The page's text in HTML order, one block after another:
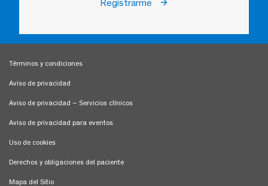
Registrarme
Términos y condiciones
Aviso de privacidad
Aviso de privacidad – Servicios clínicos
Aviso de privacidad para eventos
Uso de cookies
Derechos y obligaciones del paciente
Mapa del Sitio